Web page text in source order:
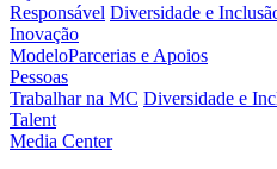
Responsável Diversidade e
Inovação
ModeloParcerias e Apoios
Pessoas
Trabalhar na MC Diversidade e
Talent
Media Center